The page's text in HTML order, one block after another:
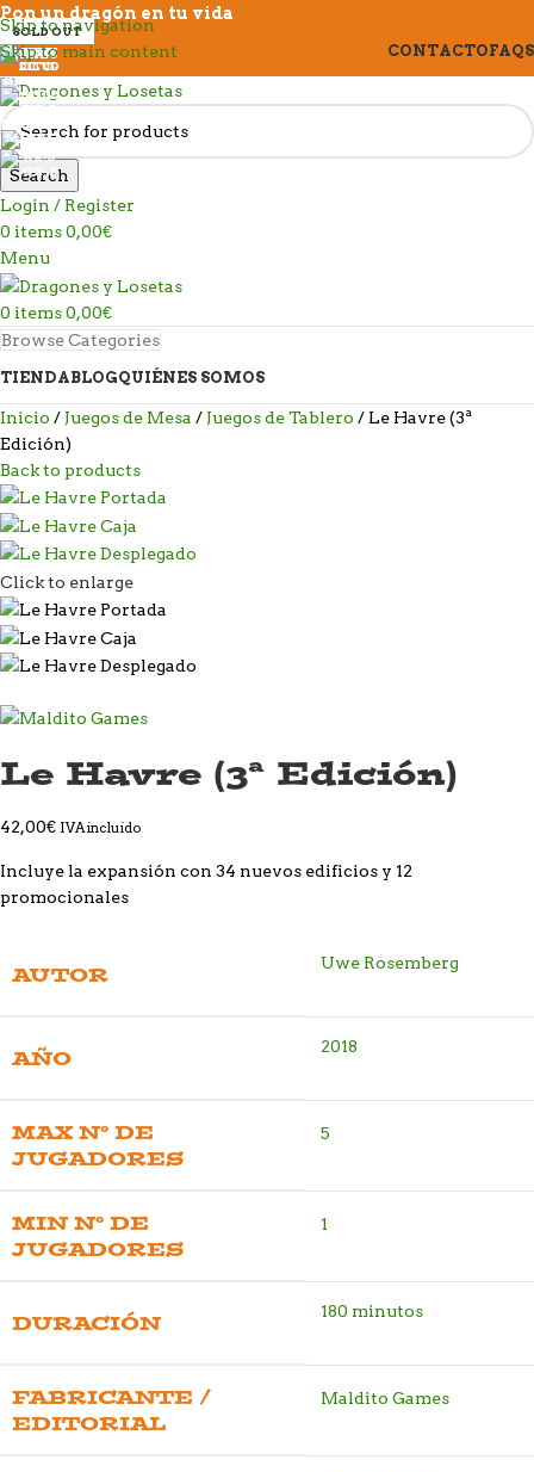
Skip to navigation
Skip to main content
Pon un dragón en tu vida
CONTACTOFAQS
Search
Login / Register
0 items0,00€
Menu
0 items0,00€
Browse Categories
TIENDABLOGQUIÉNES SOMOS
Inicio Juegos de Mesa Juegos de Tablero
Le Havre (3ª
Edición)
Back to products
SOLD OUT
Click to enlarge
Le Havre (3ª Edición)
42,00€ IVA incluido
Incluye la expansión con 34 nuevos edificios y 12
promocionales
AUTOR Uwe Rosemberg
AÑO 2018
MAX Nº DE
JUGADORES
5
MIN Nº DE
JUGADORES
1
DURACIÓN 180 minutos
FABRICANTE /
EDITORIAL
Maldito Games
SOLD OUT
SOLD OUT